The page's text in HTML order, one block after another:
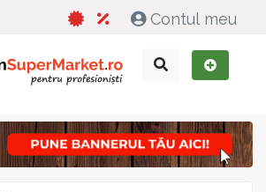
Contul meu